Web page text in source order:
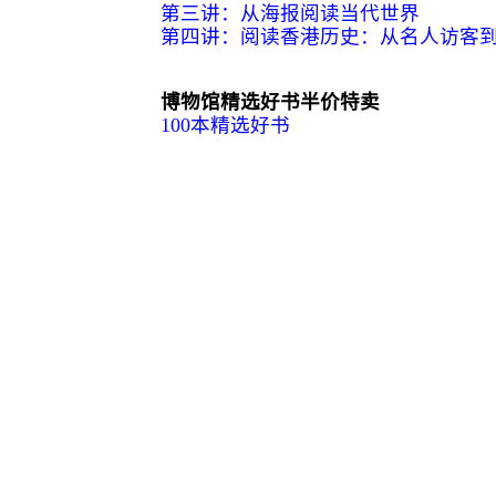
第三讲：从海报阅读当代世界
第四讲：阅读香港历史：从名人访客
博物馆精选好书半价特卖
100本精选好书